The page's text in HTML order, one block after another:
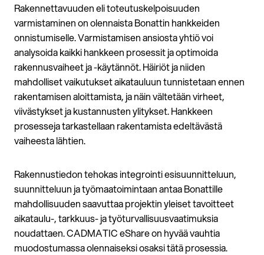
Rakennettavuuden eli toteutuskelpoisuuden
varmistaminen on olennaista Bonattin hankkeiden
onnistumiselle. Varmistamisen ansiosta yhtiö voi
analysoida kaikki hankkeen prosessit ja optimoida
rakennusvaiheet ja -käytännöt. Häiriöt ja niiden
mahdolliset vaikutukset aikatauluun tunnistetaan ennen
rakentamisen aloittamista, ja näin vältetään virheet,
viivästykset ja kustannusten ylitykset. Hankkeen
prosesseja tarkastellaan rakentamista edeltävästä
vaiheesta lähtien.
Rakennustiedon tehokas integrointi esisuunnitteluun,
suunnitteluun ja työmaatoimintaan antaa Bonattille
mahdollisuuden saavuttaa projektin yleiset tavoitteet
aikataulu-, tarkkuus- ja työturvallisuusvaatimuksia
noudattaen. CADMATIC eShare on hyvää vauhtia
muodostumassa olennaiseksi osaksi tätä prosessia.